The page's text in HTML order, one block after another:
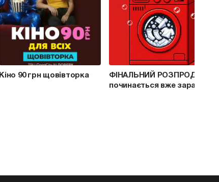
Кіно 90 грн щовівторка
ФІНАЛЬНИЙ РОЗПРОДАЖ
починається вже зараз!